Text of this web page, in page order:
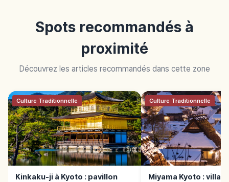
Spots recommandés à
proximité
Découvrez les articles recommandés dans cette zone
Culture Traditionnelle
Kinkaku-ji à Kyoto : pavillon
Culture Traditionnelle
Miyama Kyoto :